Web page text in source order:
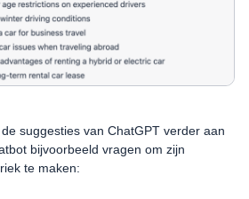
suggesties van ChatGPT verder aan
bijvoorbeeld vragen om zijn
te maken: